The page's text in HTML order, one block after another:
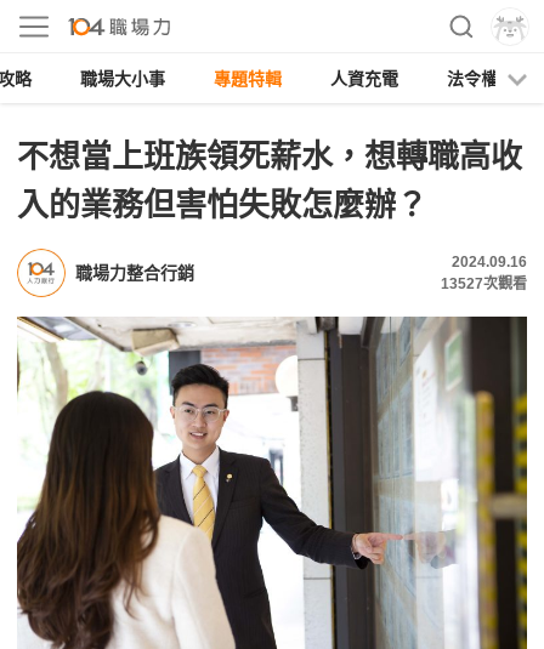
略 職場大小事 專題特輯 人資充電 法令權益
不想當上班族領死薪水，想轉職高收
入的業務但害怕失敗怎麼辦？
職場力整合行銷
2024.09.16
13527次觀看